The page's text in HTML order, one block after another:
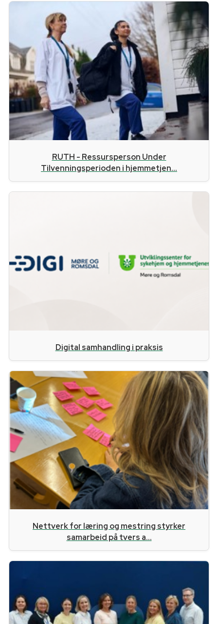
RUTH - Ressursperson Under
Tilvenningsperioden i hjemmetjen...
Digital samhandling i praksis
Nettverk for læring og mestring styrker
samarbeid på tvers a...